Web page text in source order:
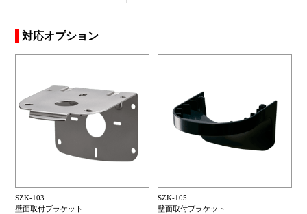
対応オプション
SZK-103
壁面取付ブラケット
SZK-105
壁面取付ブラケット